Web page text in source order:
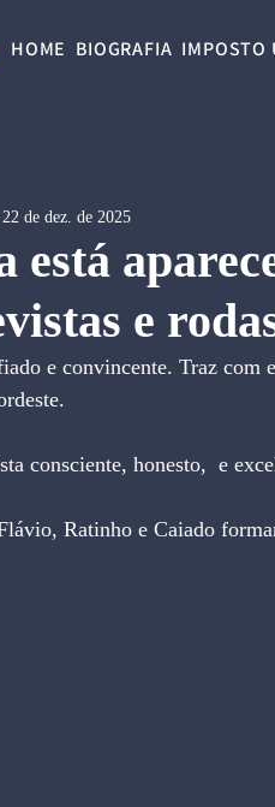
HOME BIOGRAFIA IMPOSTO
está
e
22 de dez. de 2025
e convincente. Traz
consciente, honesto,  e
Ratinho e Caiado